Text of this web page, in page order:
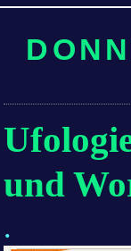
und
.